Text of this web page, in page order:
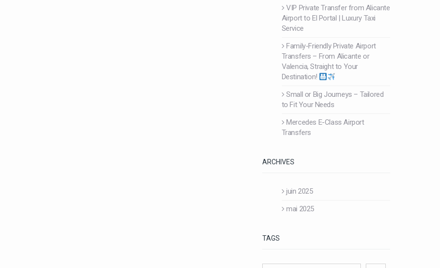
VIP Private Transfer from Alicante
Airport to El Portal | Luxury Taxi
Service
Family-Friendly Private Airport
Transfers – From Alicante or
Valencia, Straight to Your
Destination!
Small or Big Journeys – Tailored
to Fit Your Needs
Mercedes E-Class Airport
Transfers
ARCHIVES
juin 2025
mai 2025
TAGS